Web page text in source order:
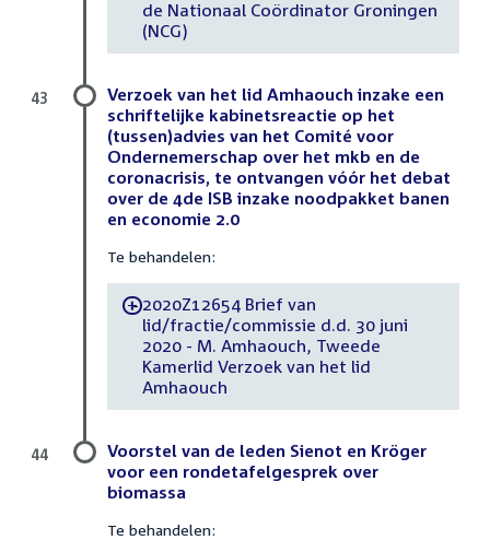
de Nationaal Coördinator Groningen
(NCG)
Verzoek van het lid Amhaouch inzake een
schriftelijke kabinetsreactie op het
(tussen)advies van het Comité voor
Ondernemerschap over het mkb en de
coronacrisis, te ontvangen vóór het debat
over de 4de ISB inzake noodpakket banen
en economie 2.0
Te behandelen:
-2020Z12654 Brief van
lid/fractie/commissie d.d. 30 juni
2020 - M. Amhaouch, Tweede
Kamerlid Verzoek van het lid
Amhaouch
43
Voorstel van de leden Sienot en Kröger
voor een rondetafelgesprek over
biomassa
Te behandelen:
44